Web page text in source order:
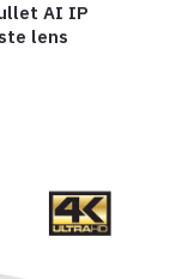
AI IP
lens